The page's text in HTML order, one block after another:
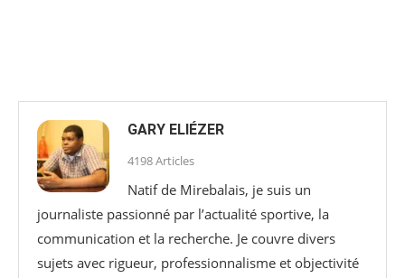
GARY ELIÉZER
4198 Articles
Natif de Mirebalais, je suis un
journaliste passionné par l’actualité sportive, la
communication et la recherche. Je couvre divers
sujets avec rigueur, professionnalisme et objectivité